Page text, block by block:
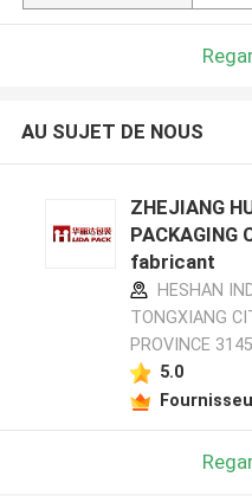
AU SUJET DE NOUS
ZHEJIANG
PACKAGING
fabricant
HESHAN
TONGXIANG
PROVINCE
5.0